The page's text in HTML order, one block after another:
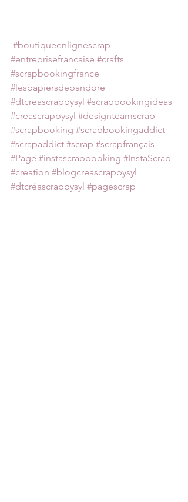
#boutiqueenlignescrap
#entreprisefrancaise #crafts
#scrapbookingfrance
#lespapiersdepandore
#dtcreascrapbysyl #scrapbookingideas
#creascrapbysyl #designteamscrap
#scrapbooking #scrapbookingaddict
#scrapaddict #scrap #scrapfrançais
#Page #instascrapbooking #InstaScrap
#creation #blogcreascrapbysyl
#dtcréascrapbysyl #pagescrap